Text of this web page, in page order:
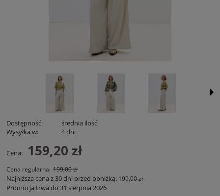
Dostępność:
średnia ilość
Wysyłka w:
4 dni
Cena: 159,20 zł
Cena regularna: 199,00 zł
Najniższa cena z 30 dni przed obniżką:199,00 zł
Promocja trwa do 31 sierpnia 2026